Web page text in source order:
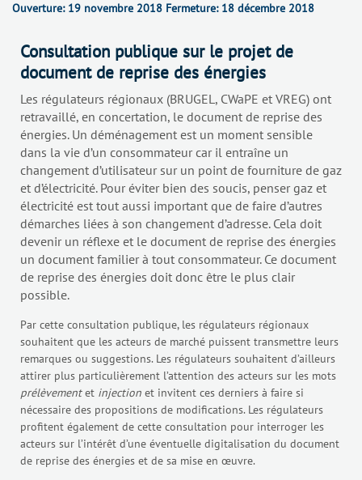
Ouverture: 19 novembre 2018 Fermeture: 18 décembre 2018
Consultation publique sur le projet de
document de reprise des énergies
Les régulateurs régionaux (BRUGEL, CWaPE et VREG) ont
retravaillé, en concertation, le document de reprise des
énergies. Un déménagement est un moment sensible
dans la vie d’un consommateur car il entraîne un
changement d’utilisateur sur un point de fourniture de gaz
et d’électricité. Pour éviter bien des soucis, penser gaz et
électricité est tout aussi important que de faire d’autres
démarches liées à son changement d’adresse. Cela doit
devenir un réflexe et le document de reprise des énergies
un document familier à tout consommateur. Ce document
de reprise des énergies doit donc être le plus clair
possible.
Par cette consultation publique, les régulateurs régionaux
souhaitent que les acteurs de marché puissent transmettre leurs
remarques ou suggestions. Les régulateurs souhaitent d’ailleurs
attirer plus particulièrement l’attention des acteurs sur les mots
prélèvementet injection et invitent ces derniers à faire si
nécessaire des propositions de modifications. Les régulateurs
profitent également de cette consultation pour interroger les
acteurs sur l’intérêt d’une éventuelle digitalisation du document
de reprise des énergies et de sa mise en œuvre.